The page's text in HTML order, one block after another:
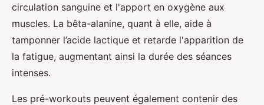
circulation sanguine et l'apport en oxygène aux
muscles. La bêta-alanine, quant à elle, aide à
tamponner l’acide lactique et retarde l'apparition de
la fatigue, augmentant ainsi la durée des séances
intenses.
Les pré-workouts peuvent également contenir des